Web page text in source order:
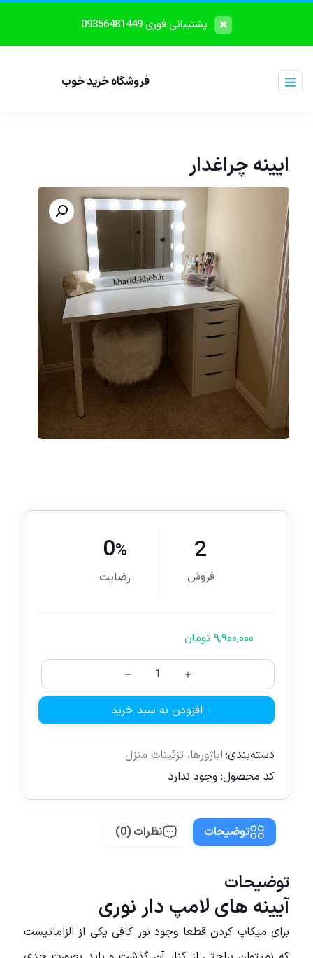
پشتیبانی فوری 09356481449
فروشگاه خرید خوب
ایینه چراغدار
2
فروش
0%
رضایت
۹,۹۰۰,۰۰۰ تومان
افزودن به سبد خرید
دسته‌بندی: اباژورها، تزئینات منزل
کد محصول: وجود ندارد
توضیحات نظرات (0)
توضیحات
آیینه های لامپ دار نوری
برای میکاپ کردن قطعا وجود نور کافی یکی از الزاماتیست